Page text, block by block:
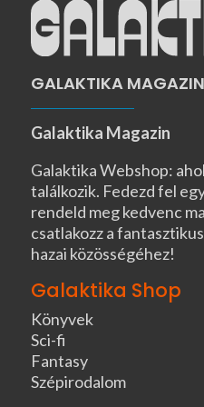
GALAKTIKA MAGAZIN
Galaktika Magazin
Galaktika Webshop:
találkozik. Fedezd fel
rendeld meg kedvenc
csatlakozz a
hazai közösségéhez!
Galaktika Shop
Könyvek
Sci-fi
Fantasy
Szépirodalom